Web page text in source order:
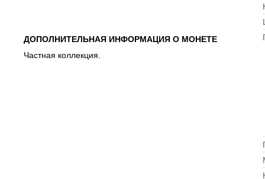
ДОПОЛНИТЕЛЬНАЯ ИНФОРМАЦИЯ О МОНЕТЕ
Частная коллекция.